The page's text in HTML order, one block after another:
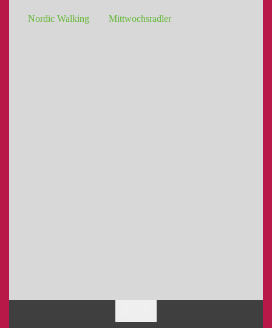
Nordic Walking Mittwochsradler